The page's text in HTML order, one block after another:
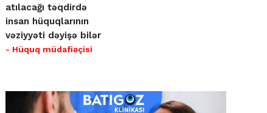
atılacağı təqdirdə
insan hüquqlarının
vəziyyəti dəyişə bilər
- Hüquq müdafiəçisi